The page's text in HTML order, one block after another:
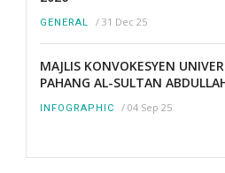
GENERAL / 31 Dec 25
MAJLIS KONVOKESYEN
PAHANG AL-SULTAN
INFOGRAPHIC / 04 Sep 25